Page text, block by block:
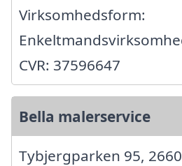
Virksomhedsform:
CVR: 37596647
Bella malerservice
Tybjergparken 95,